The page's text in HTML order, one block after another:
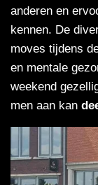
anderen en
kennen. De
moves tijdens
en mentale
weekend
men aan kan